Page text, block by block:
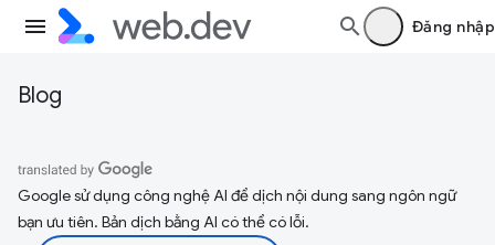
Đăng nhập
Blog
Google sử dụng công nghệ AI để dịch nội dung sang ngôn ngữ
bạn ưu tiên. Bản dịch bằng AI có thể có lỗi.